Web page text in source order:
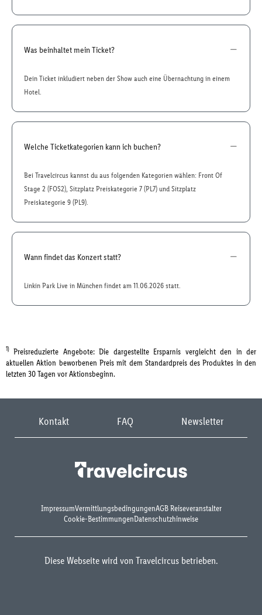
Was beinhaltet mein Ticket?
Dein Ticket inkludiert neben der Show auch eine Übernachtung in einem
Hotel.
Welche Ticketkategorien kann ich buchen?
Bei Travelcircus kannst du aus folgenden Kategorien wählen: Front Of
Stage 2 (FOS2), Sitzplatz Preiskategorie 7 (PL7) und Sitzplatz
Preiskategorie 9 (PL9).
Wann findet das Konzert statt?
Linkin Park Live in München findet am 11.06.2026 statt.
1) Preisreduzierte Angebote: Die dargestellte Ersparnis vergleicht den in der
aktuellen Aktion beworbenen Preis mit dem Standardpreis des Produktes in den
letzten 30 Tagen vor Aktionsbeginn.
Kontakt FAQ Newsletter
ImpressumVermittlungsbedingungenAGB Reiseveranstalter
Cookie-BestimmungenDatenschutzhinweise
Diese Webseite wird von Travelcircus betrieben.